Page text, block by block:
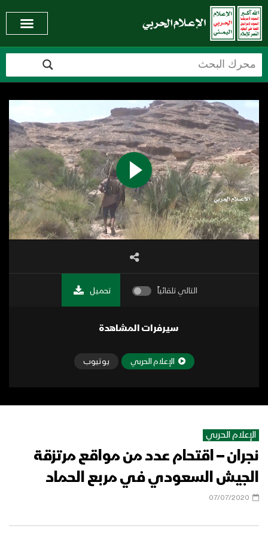
التالي تلقائياً تحميل
سيرفرات المشاهدة
الإعلام الحربي يوتيوب
الإعلام الحربي
نجران – اقتحام عدد من مواقع مرتزقة
الجيش السعودي في مربع الحماد
07/07/2020